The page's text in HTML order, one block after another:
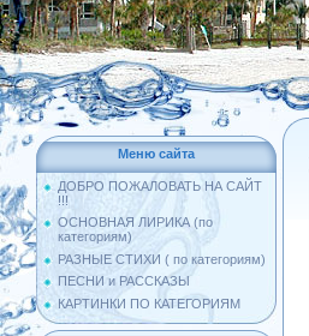
Меню сайта
ДОБРО ПОЖАЛОВАТЬ НА САЙТ
!!!
ОСНОВНАЯ ЛИРИКА (по
категориям)
РАЗНЫЕ СТИХИ ( по категориям)
ПЕСНИ и РАССКАЗЫ
КАРТИНКИ ПО КАТЕГОРИЯМ